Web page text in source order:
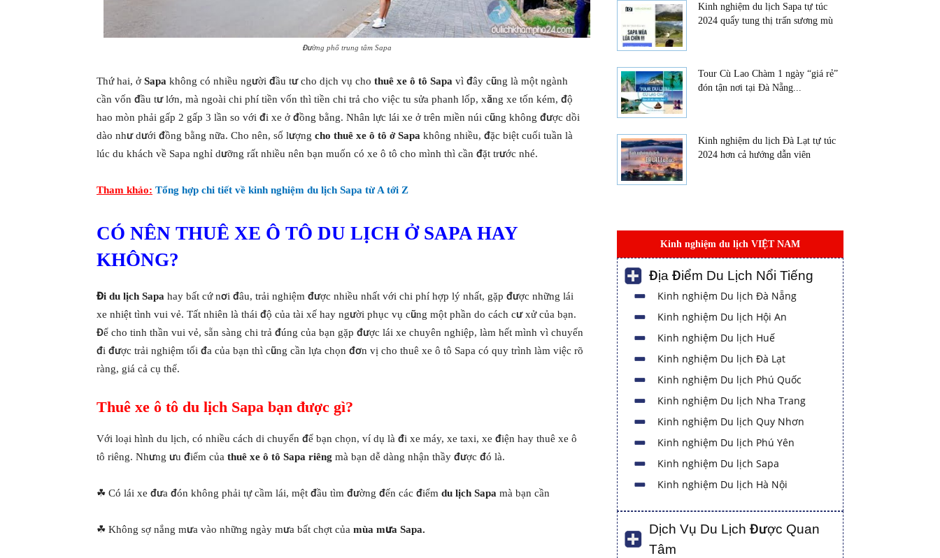
Đường phố trung tâm Sapa
Thứ hai, ở Sapa không có nhiều người đầu tư cho dịch vụ cho thuê xe ô tô Sapa vì đây cũng là một ngành
cần vốn đầu tư lớn, mà ngoài chi phí tiền vốn thì tiền chi trả cho việc tu sửa phanh lốp, xăng xe tốn kém, độ
hao mòn phải gấp 2 gấp 3 lần so với đi xe ở đồng bằng. Nhân lực lái xe ở trên miền núi cũng không được dồi
dào như dưới đồng bằng nữa. Cho nên, số lượng cho thuê xe ô tô ở Sapa không nhiều, đặc biệt cuối tuần là
lúc du khách về Sapa nghỉ dưỡng rất nhiều nên bạn muốn có xe ô tô cho mình thì cần đặt trước nhé.
Tham khảo: Tổng hợp chi tiết về kinh nghiệm du lịch Sapa từ A tới Z
CÓ NÊN THUÊ XE Ô TÔ DU LỊCH Ở SAPA HAY
KHÔNG?
Đi du lịch Sapa hay bất cứ nơi đâu, trải nghiệm được nhiều nhất với chi phí hợp lý nhất, gặp được những lái
xe nhiệt tình vui vẻ. Tất nhiên là thái độ của tài xế hay người phục vụ cũng một phần do cách cư xử của bạn.
Để cho tinh thần vui vẻ, sẵn sàng chi trả đúng của bạn gặp được lái xe chuyên nghiệp, làm hết mình vì chuyến
đi được trải nghiệm tối đa của bạn thì cũng cần lựa chọn đơn vị cho thuê xe ô tô Sapa có quy trình làm việc rõ
ràng, giá cả cụ thể.
Thuê xe ô tô du lịch Sapa bạn được gì?
Với loại hình du lịch, có nhiều cách di chuyển để bạn chọn, ví dụ là đi xe máy, xe taxi, xe điện hay thuê xe ô
tô riêng. Nhưng ưu điểm của thuê xe ô tô Sapa riêng mà bạn dễ dàng nhận thầy được đó là.
☘ Có lái xe đưa đón không phải tự cầm lái, mệt đầu tìm đường đến các điểm du lịch Sapa mà bạn cần
☘ Không sợ nắng mưa vào những ngày mưa bất chợt của mùa mưa Sapa.
Kinh nghiệm du lịch Sapa tự túc
2024 quẩy tung thị trấn sương mù
Tour Cù Lao Chàm 1 ngày “giá rẻ”
đón tận nơi tại Đà Nẵng...
Kinh nghiệm du lịch Đà Lạt tự túc
2024 hơn cả hướng dẫn viên
Kinh nghiệm du lịch VIỆT NAM
Địa Điểm Du Lịch Nổi Tiếng
Kinh nghiệm Du lịch Đà Nẵng
Kinh nghiệm Du lịch Hội An
Kinh nghiệm Du lịch Huế
Kinh nghiệm Du lịch Đà Lạt
Kinh nghiệm Du lịch Phú Quốc
Kinh nghiệm Du lịch Nha Trang
Kinh nghiệm Du lịch Quy Nhơn
Kinh nghiệm Du lịch Phú Yên
Kinh nghiệm Du lịch Sapa
Kinh nghiệm Du lịch Hà Nội
Dịch Vụ Du Lịch Được Quan
Tâm